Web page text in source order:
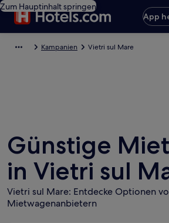
Zum Hauptinhalt springen
App
Kampanien Vietri sul Mare
Günstige
in Vietri sul
Vietri sul Mare: Entdecke Optionen
Mietwagenanbietern